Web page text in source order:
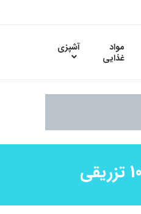
مواد
غذایی
آشپزی